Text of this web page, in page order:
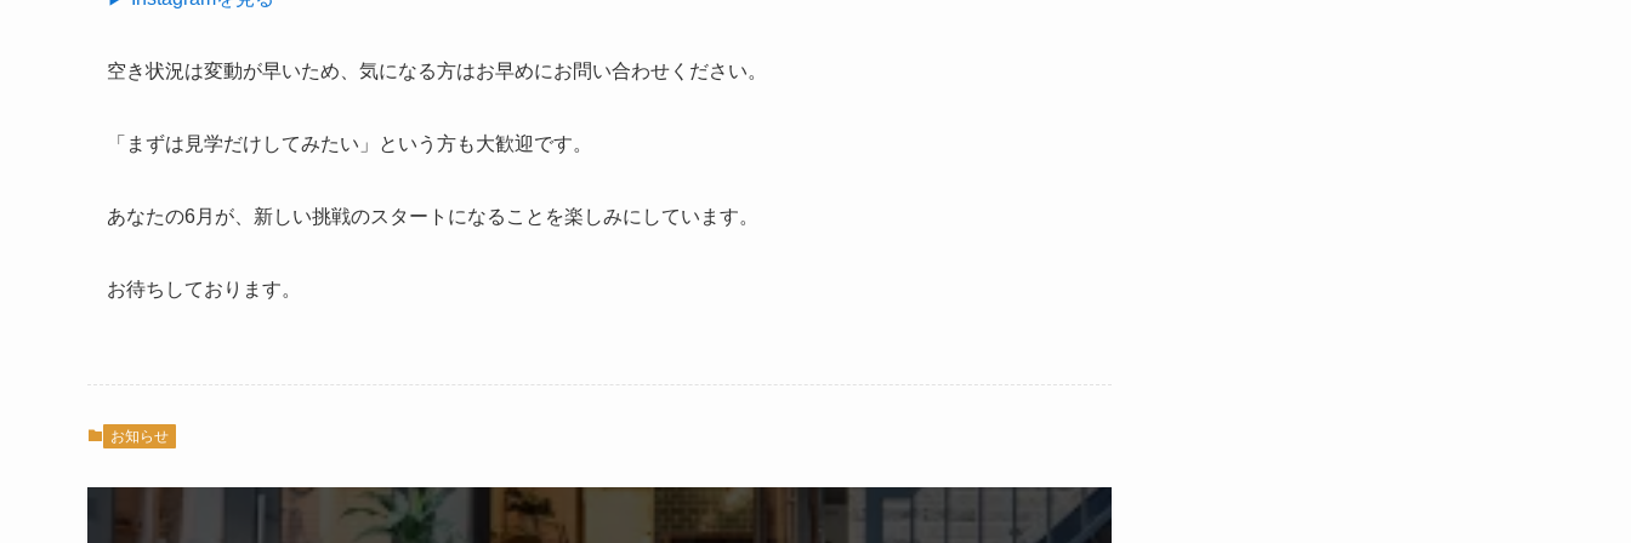
空き状況は変動が早いため、気になる方はお早めにお問い合わせください。
「まずは見学だけしてみたい」という方も大歓迎です。
あなたの6月が、新しい挑戦のスタートになることを楽しみにしています。
お待ちしております。
お知らせ